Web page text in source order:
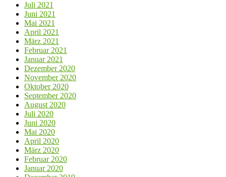
Juli 2021
Juni 2021
Mai 2021
April 2021
März 2021
Februar 2021
Januar 2021
Dezember 2020
November 2020
Oktober 2020
September 2020
August 2020
Juli 2020
Juni 2020
Mai 2020
April 2020
März 2020
Februar 2020
Januar 2020